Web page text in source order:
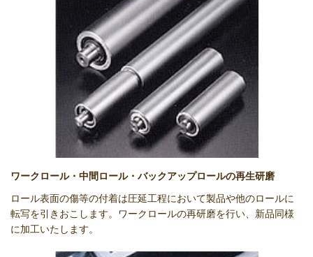
ワークロール・中間ロール・バックアップロールの再生研磨
ロール表面の傷等の付着は圧延工程において製品や他のロールに
転写を引きおこします。ワークロールの再研磨を行い、新品同様
に加工いたします。